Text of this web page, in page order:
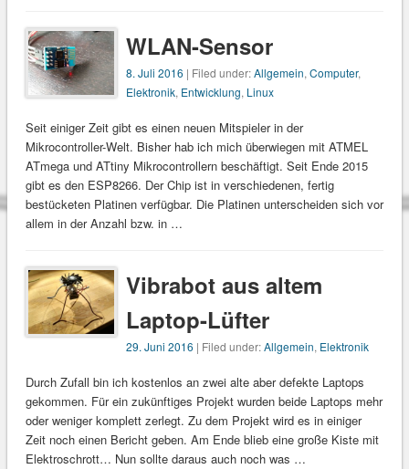
WLAN-Sensor
8. Juli 2016 | Filed under:Allgemein,Computer,
Elektronik, Entwicklung, Linux
Seit einiger Zeit gibt es einen neuen Mitspieler in der
Mikrocontroller-Welt. Bisher hab ich mich überwiegen mit ATMEL
ATmega und ATtiny Mikrocontrollern beschäftigt. Seit Ende 2015
gibt es den ESP8266. Der Chip ist in verschiedenen, fertig
bestücketen Platinen verfügbar. Die Platinen unterscheiden sich vor
allem in der Anzahl bzw. in …
Vibrabot aus altem
Laptop-Lüfter
29. Juni 2016 | Filed under:Allgemein, Elektronik
Durch Zufall bin ich kostenlos an zwei alte aber defekte Laptops
gekommen. Für ein zukünftiges Projekt wurden beide Laptops mehr
oder weniger komplett zerlegt. Zu dem Projekt wird es in einiger
Zeit noch einen Bericht geben. Am Ende blieb eine große Kiste mit
Elektroschrott… Nun sollte daraus auch noch was …